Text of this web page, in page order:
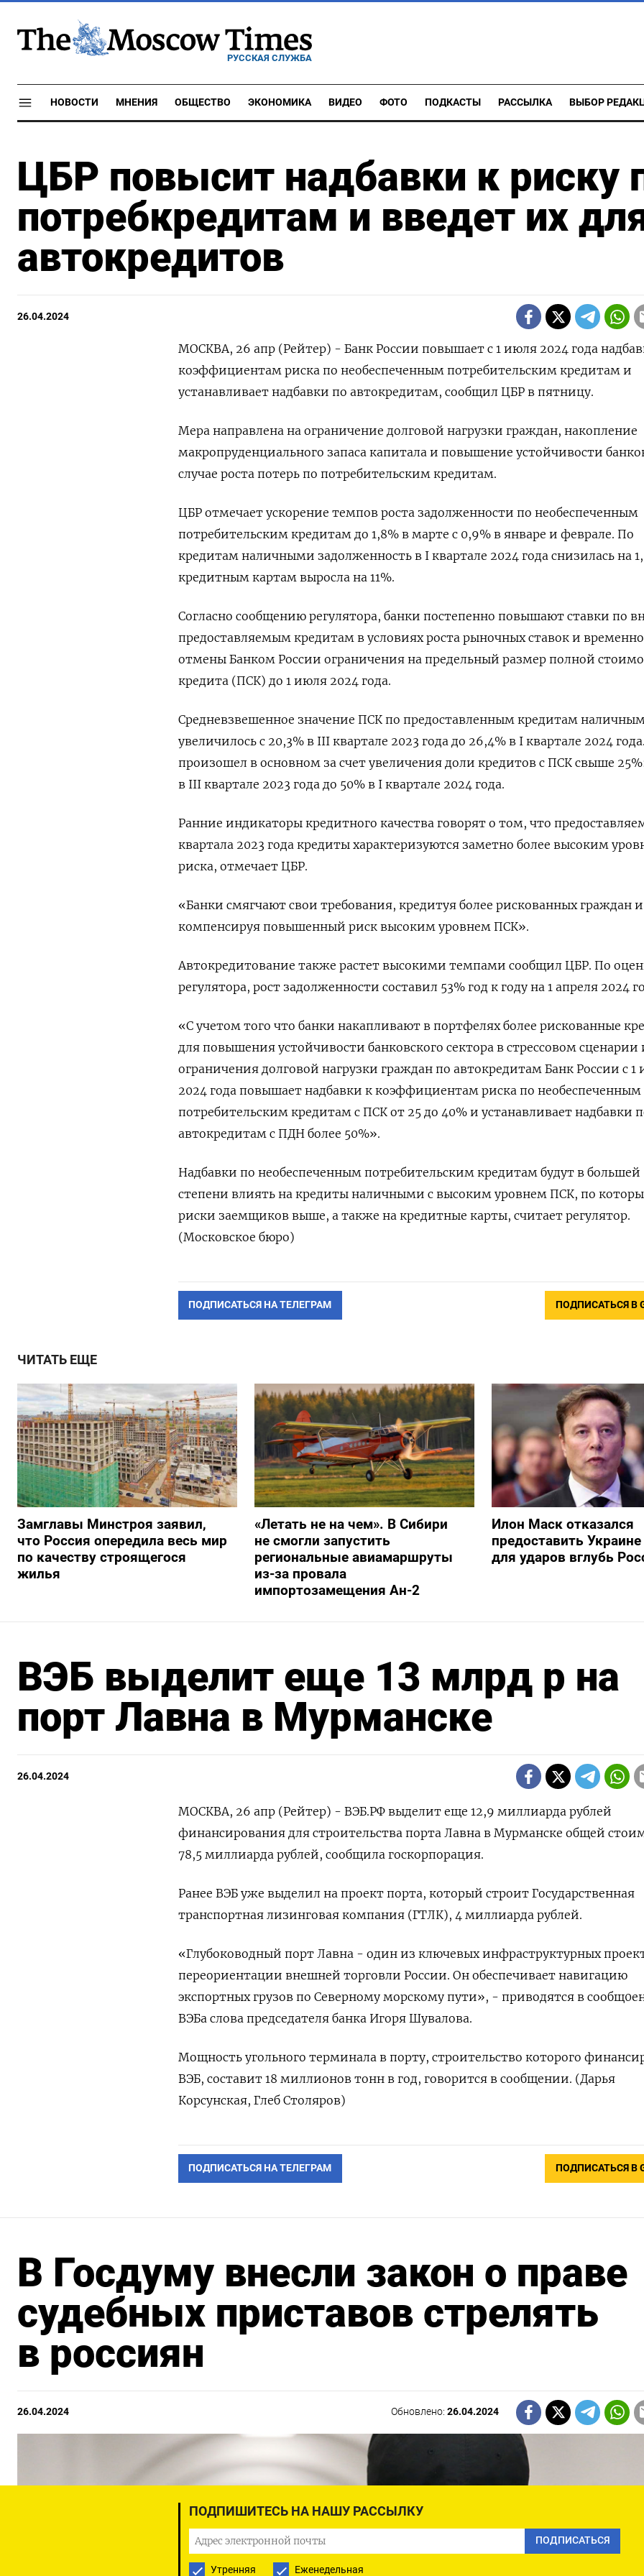
РУССКАЯ СЛУЖБА
НОВОСТИ МНЕНИЯ ОБЩЕСТВО ЭКОНОМИКА ВИДЕО ФОТО ПОДКАСТЫ РАССЫЛКА ВЫБОР
ЦБР повысит надбавки к риску
потребкредитам и введет их
автокредитов
26.04.2024
МОСКВА, 26 апр (Рейтер) - Банк России повышает с 1 июля 2024 года
коэффициентам риска по необеспеченным потребительским кредитам и
устанавливает надбавки по автокредитам, сообщил ЦБР в пятницу.
Мера направлена на ограничение долговой нагрузки граждан, накопление
макропруденциального запаса капитала и повышение устойчивости
случае роста потерь по потребительским кредитам.
ЦБР отмечает ускорение темпов роста задолженности по необеспеченным
потребительским кредитам до 1,8% в марте с 0,9% в январе и феврале. По
кредитам наличными задолженность в I квартале 2024 года снизилась на
кредитным картам выросла на 11%.
Согласно сообщению регулятора, банки постепенно повышают ставки по
предоставляемым кредитам в условиях роста рыночных ставок и
отмены Банком России ограничения на предельный размер полной
кредита (ПСК) до 1 июля 2024 года.
Средневзвешенное значение ПСК по предоставленным кредитам
увеличилось с 20,3% в III квартале 2023 года до 26,4% в I квартале 2024
произошел в основном за счет увеличения доли кредитов с ПСК свыше
в III квартале 2023 года до 50% в I квартале 2024 года.
Ранние индикаторы кредитного качества говорят о том, что
квартала 2023 года кредиты характеризуются заметно более высоким
риска, отмечает ЦБР.
«Банки смягчают свои требования, кредитуя более рискованных граждан и
компенсируя повышенный риск высоким уровнем ПСК».
Автокредитование также растет высокими темпами сообщил ЦБР. По
регулятора, рост задолженности составил 53% год к году на 1 апреля 2024
«С учетом того что банки накапливают в портфелях более рискованные
для повышения устойчивости банковского сектора в стрессовом сценарии
ограничения долговой нагрузки граждан по автокредитам Банк России с 1
2024 года повышает надбавки к коэффициентам риска по необеспеченным
потребительским кредитам с ПСК от 25 до 40% и устанавливает надбавки
автокредитам с ПДН более 50%».
Надбавки по необеспеченным потребительским кредитам будут в большей
степени влиять на кредиты наличными с высоким уровнем ПСК, по
риски заемщиков выше, а также на кредитные карты, считает регулятор.
(Московское бюро)
ПОДПИСАТЬСЯ НА ТЕЛЕГРАМ ПОДПИСАТЬСЯ В
ЧИТАТЬ ЕЩЕ
Замглавы Минстроя заявил,
что Россия опередила весь мир
по качеству строящегося
жилья
«Летать не на чем». В Сибири
не смогли запустить
региональные авиамаршруты
из-за провала
импортозамещения Ан-2
Илон Маск отказался
предоставить
для ударов вглубь
ПОДПИШИТЕСЬ НА НАШУ РАССЫЛКУ
ПОДПИСАТЬСЯ
Утренняя Еженедельная
ВЭБ выделит еще 13 млрд р на
порт Лавна в Мурманске
26.04.2024
МОСКВА, 26 апр (Рейтер) - ВЭБ.РФ выделит еще 12,9 миллиарда рублей
финансирования для строительства порта Лавна в Мурманске общей
78,5 миллиарда рублей, сообщила госкорпорация.
Ранее ВЭБ уже выделил на проект порта, который строит Государственная
транспортная лизинговая компания (ГТЛК), 4 миллиарда рублей.
«Глубоководный порт Лавна - один из ключевых инфраструктурных
переориентации внешней торговли России. Он обеспечивает навигацию
экспортных грузов по Северному морскому пути», - приводятся в
ВЭБа слова председателя банка Игоря Шувалова.
Мощность угольного терминала в порту, строительство которого
ВЭБ, составит 18 миллионов тонн в год, говорится в сообщении. (Дарья
Корсунская, Глеб Столяров)
ПОДПИСАТЬСЯ НА ТЕЛЕГРАМ ПОДПИСАТЬСЯ В
В Госдуму внесли закон о праве
судебных приставов стрелять
в россиян
26.04.2024 Обновлено:26.04.2024